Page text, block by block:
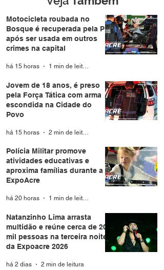
Motocicleta roubada no
Bosque é recuperada pela PM
após ser usada em outros
crimes na capital
há 15 horas 1 min de leitura
Jovem de 18 anos, é preso
pela Força Tática com arma
escondida na Cidade do
Povo
há 15 horas
Polícia Militar promove
atividades educativas e
aproxima famílias durante a
ExpoAcre
há 20 horas 1 min de leitura
Natanzinho Lima arrasta
multidão e reúne cerca de 20
mil pessoas na terceira noite
da Expoacre 2026
há 2 dias 2 min de leitura